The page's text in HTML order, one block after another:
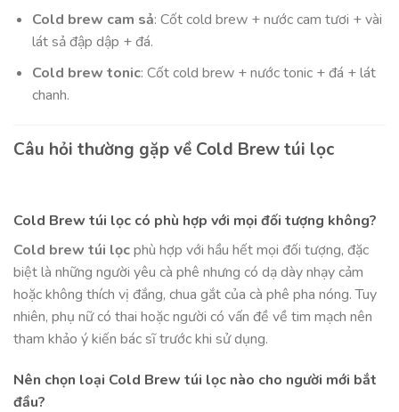
Cold brew cam sả: Cốt cold brew + nước cam tươi + vài
lát sả đập dập + đá.
Cold brew tonic: Cốt cold brew + nước tonic + đá + lát
chanh.
Câu hỏi thường gặp về Cold Brew túi lọc
Cold Brew túi lọc có phù hợp với mọi đối tượng không?
Cold brew túi lọcphù hợp với hầu hết mọi đối tượng, đặc
biệt là những người yêu cà phê nhưng có dạ dày nhạy cảm
hoặc không thích vị đắng, chua gắt của cà phê pha nóng. Tuy
nhiên, phụ nữ có thai hoặc người có vấn đề về tim mạch nên
tham khảo ý kiến bác sĩ trước khi sử dụng.
Nên chọn loại Cold Brew túi lọc nào cho người mới bắt
đầu?